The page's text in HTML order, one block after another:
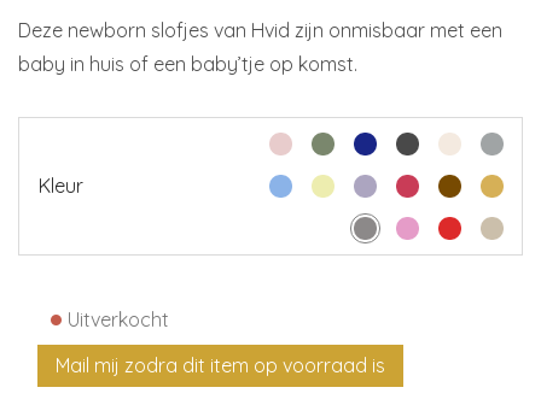
Deze newborn slofjes van Hvid zijn onmisbaar met een
baby in huis of een baby’tje op komst.
Kleur
• Uitverkocht